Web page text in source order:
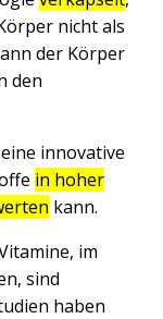
nicht als
der Körper
den
innovative
in hoher
kann.
im
sind
haben